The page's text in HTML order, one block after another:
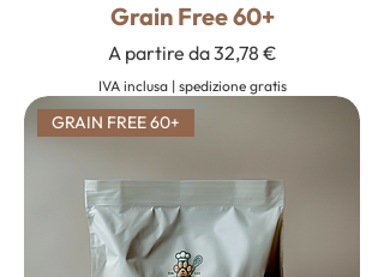
Grain Free 60+
A partire da32,78 €
Prezzo scontato
IVA inclusa| spedizione gratis
GRAIN FREE 60+